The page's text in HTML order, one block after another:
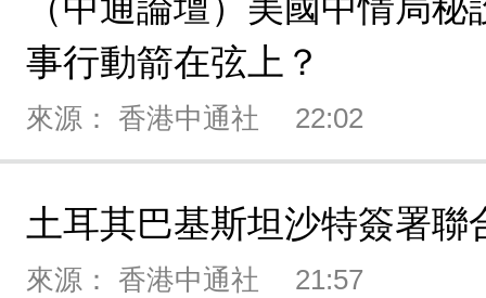
事行動箭在弦上？
來源： 香港中通社 22:02
土耳其巴基斯坦沙特簽署聯
來源： 香港中通社 21:57